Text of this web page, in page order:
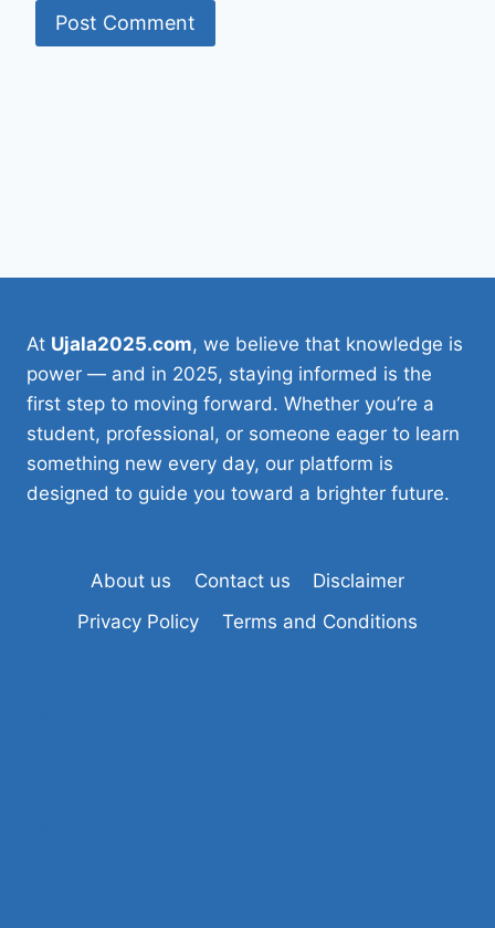
At Ujala2025.com, we believe that knowledge is
power — and in 2025, staying informed is the
first step to moving forward. Whether you’re a
student, professional, or someone eager to learn
something new every day, our platform is
designed to guide you toward a brighter future.
About us Contact us
Disclaimer
Privacy Policy
Terms and Conditions